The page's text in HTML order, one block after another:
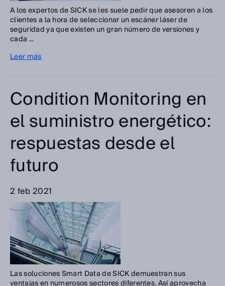
A los expertos de SICK se les suele pedir que asesoren a los
clientes a la hora de seleccionar un escáner láser de
seguridad ya que existen un gran número de versiones y
cada ...
Leer más
Condition Monitoring en
el suministro energético:
respuestas desde el
futuro
2 feb 2021
Las soluciones Smart Data de SICK demuestran sus